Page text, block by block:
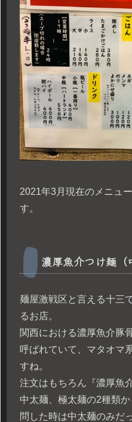
2021年3月現在のメニュ
す。
濃厚魚介つけ麺（
麺屋激戦区と言える十三
るお店。
関西における濃厚魚介豚
呼ばれていて、マタオマ
すね。
注文はもちろん『濃厚魚
中太麺、極太麺の2種類
問した時は中太麺のみだ